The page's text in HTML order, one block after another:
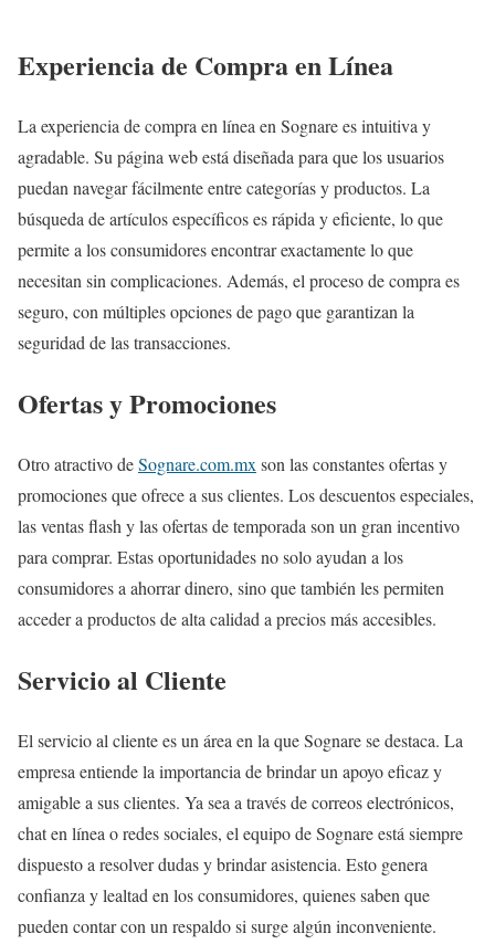
Experiencia de Compra en Línea
La experiencia de compra en línea en Sognare es intuitiva y
agradable. Su página web está diseñada para que los usuarios
puedan navegar fácilmente entre categorías y productos. La
búsqueda de artículos específicos es rápida y eficiente, lo que
permite a los consumidores encontrar exactamente lo que
necesitan sin complicaciones. Además, el proceso de compra es
seguro, con múltiples opciones de pago que garantizan la
seguridad de las transacciones.
Ofertas y Promociones
Otro atractivo deSognare.com.mx son las constantes ofertas y
promociones que ofrece a sus clientes. Los descuentos especiales,
las ventas flash y las ofertas de temporada son un gran incentivo
para comprar. Estas oportunidades no solo ayudan a los
consumidores a ahorrar dinero, sino que también les permiten
acceder a productos de alta calidad a precios más accesibles.
Servicio al Cliente
El servicio al cliente es un área en la que Sognare se destaca. La
empresa entiende la importancia de brindar un apoyo eficaz y
amigable a sus clientes. Ya sea a través de correos electrónicos,
chat en línea o redes sociales, el equipo de Sognare está siempre
dispuesto a resolver dudas y brindar asistencia. Esto genera
confianza y lealtad en los consumidores, quienes saben que
pueden contar con un respaldo si surge algún inconveniente.